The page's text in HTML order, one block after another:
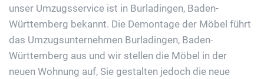
unser Umzugsservice ist in Burladingen, Baden-
Württemberg bekannt. Die Demontage der Möbel führt
das Umzugsunternehmen Burladingen, Baden-
Württemberg aus und wir stellen die Möbel in der
neuen Wohnung auf, Sie gestalten jedoch die neue